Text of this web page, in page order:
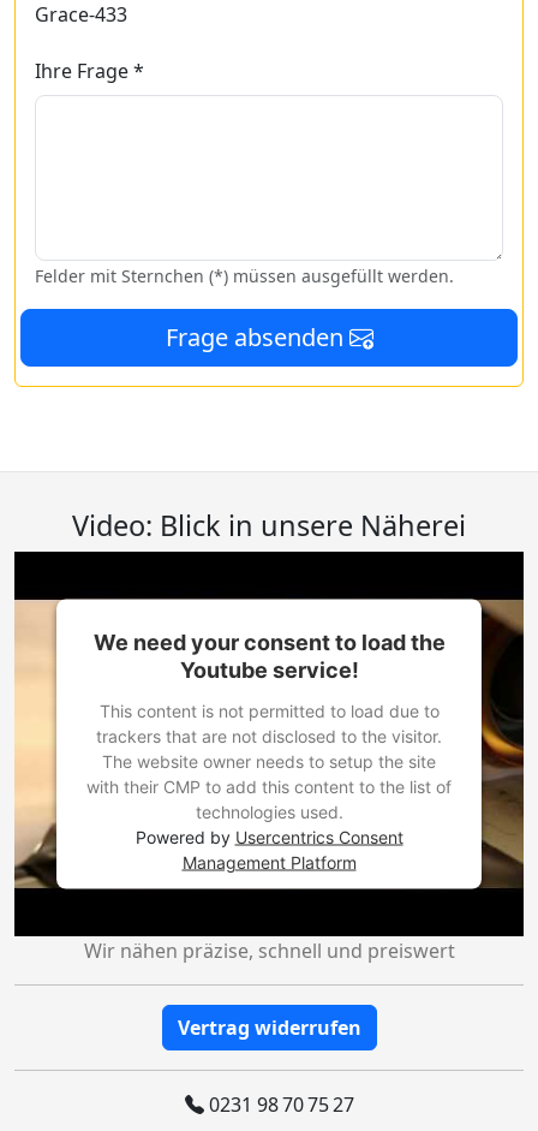
Grace-433
Ihre Frage *
Felder mit Sternchen (*) müssen ausgefüllt werden.
Frage absenden
Video: Blick in unsere Näherei
We need your consent to load the
Youtube service!
This content is not permitted to load due to
trackers that are not disclosed to the visitor.
The website owner needs to setup the site
with their CMP to add this content to the list of
technologies used.
Powered by Usercentrics Consent
Management Platform
Wir nähen präzise, schnell und preiswert
Vertrag widerrufen
0231 98 70 75 27